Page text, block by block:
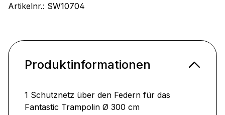
Artikelnr.: SW10704
Produktinformationen
1 Schutznetz über den Federn für das
Fantastic Trampolin Ø 300 cm